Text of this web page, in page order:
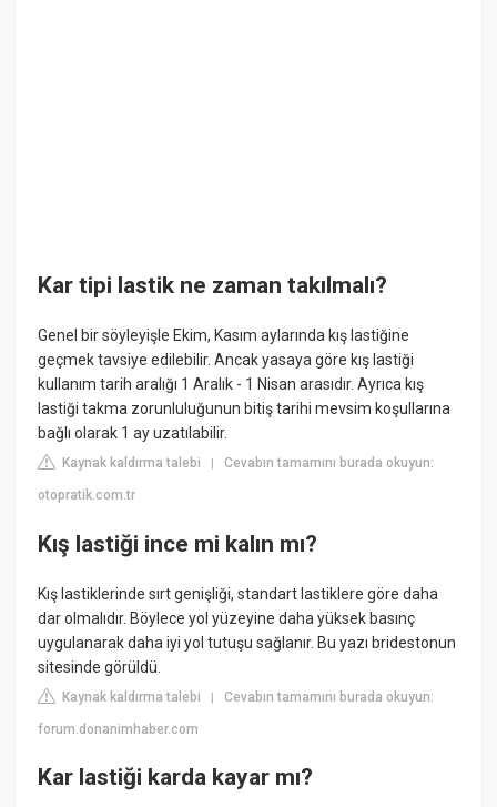
Kar tipi lastik ne zaman takılmalı?
Genel bir söyleyişle Ekim, Kasım aylarında kış lastiğine
geçmek tavsiye edilebilir. Ancak yasaya göre kış lastiği
kullanım tarih aralığı 1 Aralık - 1 Nisan arasıdır. Ayrıca kış
lastiği takma zorunluluğunun bitiş tarihi mevsim koşullarına
bağlı olarak 1 ay uzatılabilir.
Kaynak kaldırma talebi |Cevabın tamamını burada okuyun:
otopratik.com.tr
Kış lastiği ince mi kalın mı?
Kış lastiklerinde sırt genişliği, standart lastiklere göre daha
dar olmalıdır. Böylece yol yüzeyine daha yüksek basınç
uygulanarak daha iyi yol tutuşu sağlanır. Bu yazı bridestonun
sitesinde görüldü.
Kaynak kaldırma talebi |Cevabın tamamını burada okuyun:
forum.donanimhaber.com
Kar lastiği karda kayar mı?